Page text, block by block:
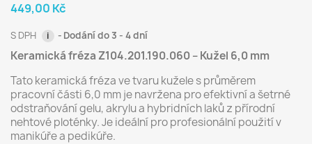
449,00 Kč
S DPH i Dodání do 3 - 4 dní
Keramická fréza Z104.201.190.060 – Kužel 6,0 mm
Tato keramická fréza ve tvaru kužele s průměrem
pracovní části 6,0 mm je navržena pro efektivní a šetrné
odstraňování gelu, akrylu a hybridních laků z přírodní
nehtové ploténky. Je ideální pro profesionální použití v
manikúře a pedikúře.